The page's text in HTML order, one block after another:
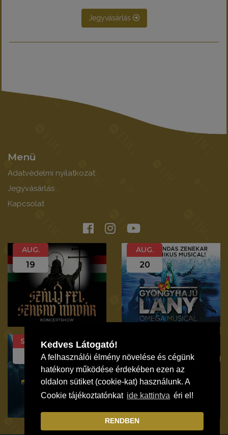
Kedves Látogató!
A felhasználói élmény növelése és cégünk
hatékony működése érdekében ezen az
oldalon sütiket (cookie-kat) használunk. A
Cookie tájékoztatónkat ide kattintva éri el!
RENDBEN
Jegyvásárlás
Menü
Adatvédelmi nyilatkozat
Jegyvásárlás
Kapcsolat
AUG.
19
AUG.
20
SZEP.
19